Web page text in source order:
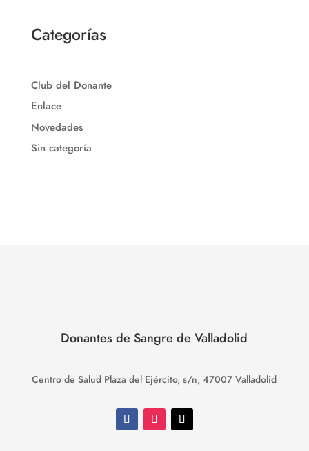
Categorías
Club del Donante
Enlace
Novedades
Sin categoría
Donantes de Sangre de Valladolid
Centro de Salud Plaza del Ejército, s/n, 47007 Valladolid